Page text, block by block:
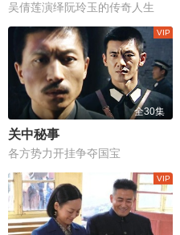
吴倩莲演绎阮玲玉的传奇人生
全30集
关中秘事
各方势力开挂争夺国宝